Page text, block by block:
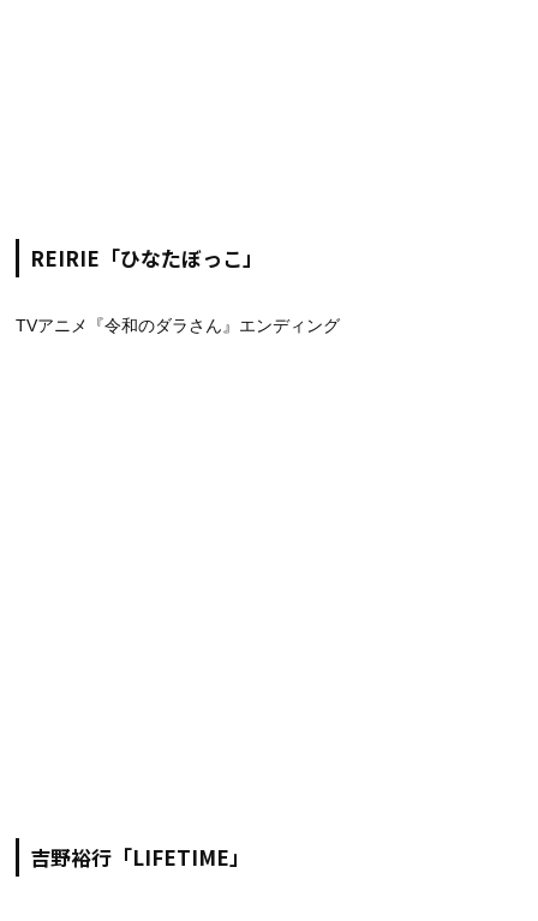
REIRIE「ひなたぼっこ」
TVアニメ『令和のダラさん』エンディング
吉野裕行「LIFETIME」